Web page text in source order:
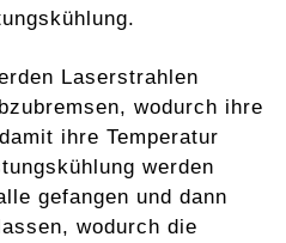
Laserstrahlen
wodurch ihre
ihre Temperatur
werden
gefangen und dann
wodurch die